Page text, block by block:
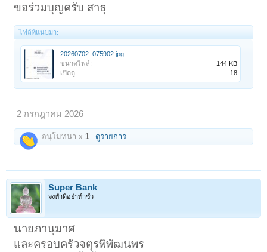
ขอร่วมบุญครับ สาธุ
ไฟล์ที่แนบมา:
20260702_075902.jpg
ขนาดไฟล์:
144 KB
เปิดดู:
18
2 กรกฎาคม 2026
อนุโมทนา x 1 ดูรายการ
Super Bank
จงทำดีอย่าทำชั่ว
นายภานุมาศ
และครอบครัวจตุรพิพัฒนพร